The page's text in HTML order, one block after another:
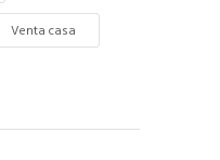
Venta casa